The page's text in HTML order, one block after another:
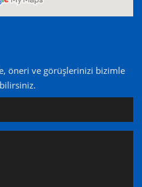
öneri ve görüşlerinizi bizimle